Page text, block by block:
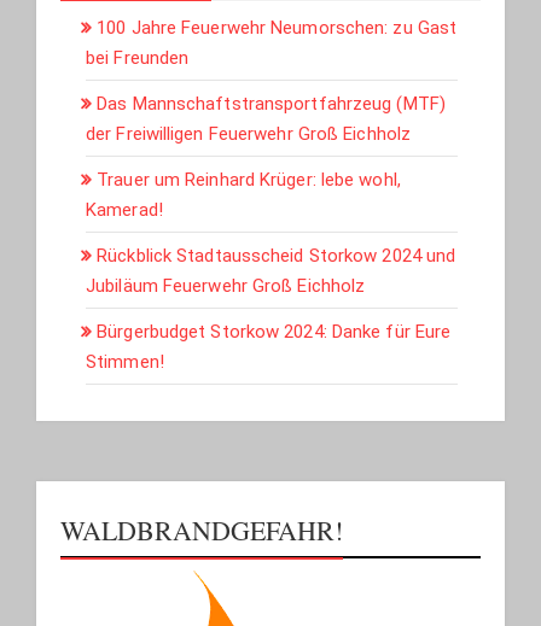
100 Jahre Feuerwehr Neumorschen: zu Gast
bei Freunden
Das Mannschaftstransportfahrzeug (MTF)
der Freiwilligen Feuerwehr Groß Eichholz
Trauer um Reinhard Krüger: lebe wohl,
Kamerad!
Rückblick Stadtausscheid Storkow 2024 und
Jubiläum Feuerwehr Groß Eichholz
Bürgerbudget Storkow 2024: Danke für Eure
Stimmen!
WALDBRANDGEFAHR!